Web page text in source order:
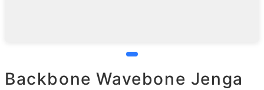
Backbone Wavebone Jenga